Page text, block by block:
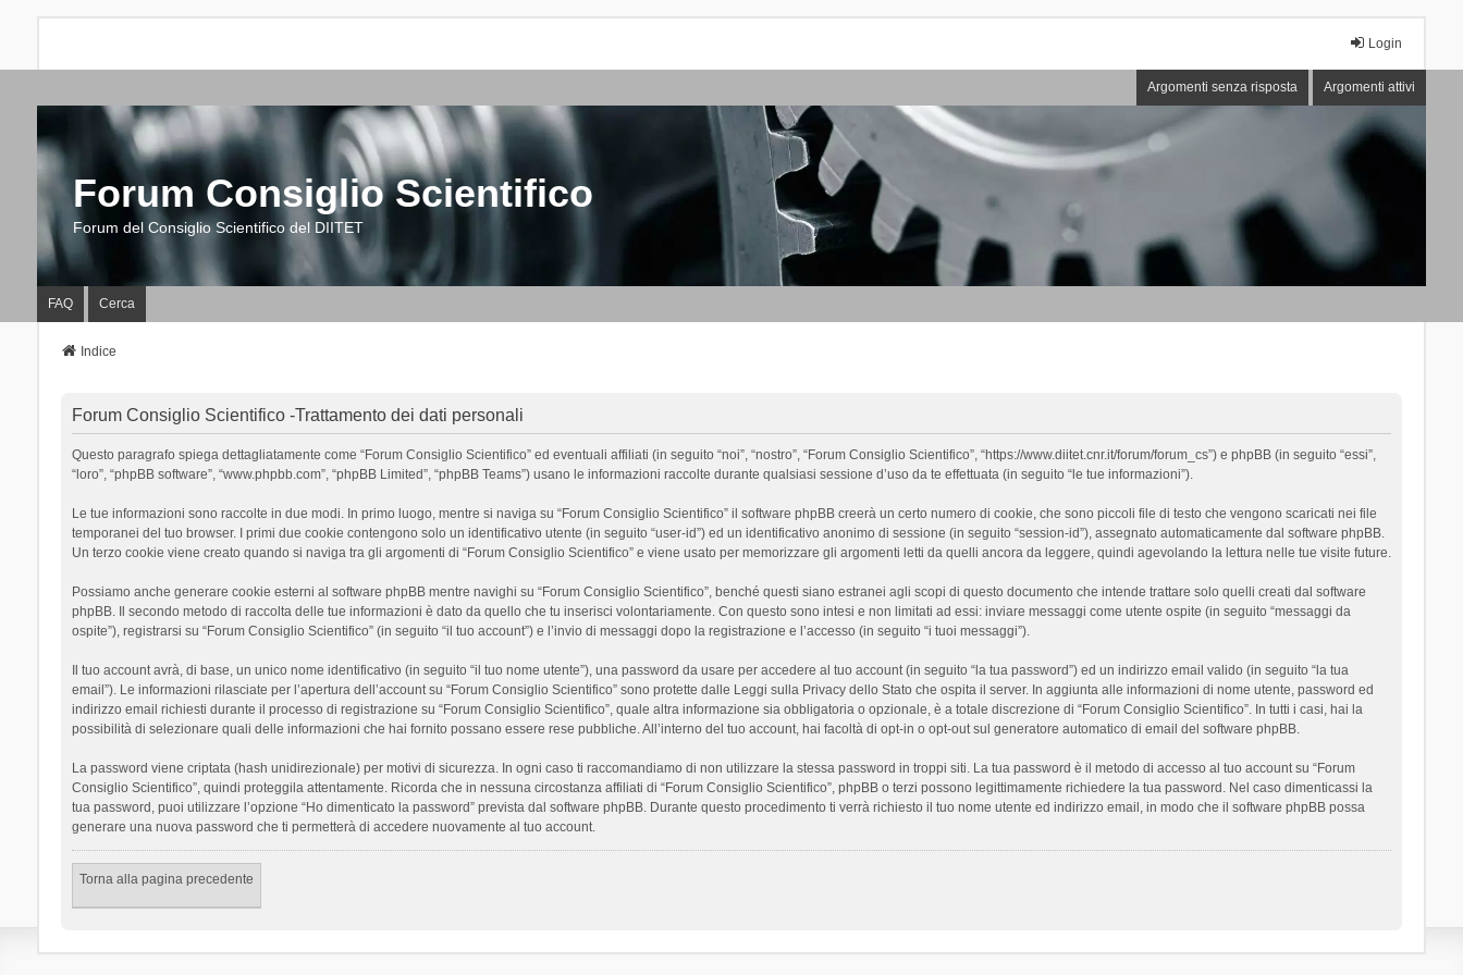
Login
Argomenti senza risposta Argomenti attivi
Forum Consiglio Scientifico
Forum del Consiglio Scientifico del DIITET
FAQ Cerca
Indice
Forum Consiglio Scientifico -Trattamento dei dati personali
Questo paragrafo spiega dettagliatamente come “Forum Consiglio Scientifico” ed eventuali affiliati (in seguito “noi”, “nostro”, “Forum Consiglio Scientifico”, “https://www.diitet.cnr.it/forum/forum_cs”) e phpBB (in seguito “essi”,
“loro”, “phpBB software”, “www.phpbb.com”, “phpBB Limited”, “phpBB Teams”) usano le informazioni raccolte durante qualsiasi sessione d’uso da te effettuata (in seguito “le tue informazioni”).
Le tue informazioni sono raccolte in due modi. In primo luogo, mentre si naviga su “Forum Consiglio Scientifico” il software phpBB creerà un certo numero di cookie, che sono piccoli file di testo che vengono scaricati nei file
temporanei del tuo browser. I primi due cookie contengono solo un identificativo utente (in seguito “user-id”) ed un identificativo anonimo di sessione (in seguito “session-id”), assegnato automaticamente dal software phpBB.
Un terzo cookie viene creato quando si naviga tra gli argomenti di “Forum Consiglio Scientifico” e viene usato per memorizzare gli argomenti letti da quelli ancora da leggere, quindi agevolando la lettura nelle tue visite future.
Possiamo anche generare cookie esterni al software phpBB mentre navighi su “Forum Consiglio Scientifico”, benché questi siano estranei agli scopi di questo documento che intende trattare solo quelli creati dal software
phpBB. Il secondo metodo di raccolta delle tue informazioni è dato da quello che tu inserisci volontariamente. Con questo sono intesi e non limitati ad essi: inviare messaggi come utente ospite (in seguito “messaggi da
ospite”), registrarsi su “Forum Consiglio Scientifico” (in seguito “il tuo account”) e l’invio di messaggi dopo la registrazione e l’accesso (in seguito “i tuoi messaggi”).
Il tuo account avrà, di base, un unico nome identificativo (in seguito “il tuo nome utente”), una password da usare per accedere al tuo account (in seguito “la tua password”) ed un indirizzo email valido (in seguito “la tua
email”). Le informazioni rilasciate per l’apertura dell’account su “Forum Consiglio Scientifico” sono protette dalle Leggi sulla Privacy dello Stato che ospita il server. In aggiunta alle informazioni di nome utente, password ed
indirizzo email richiesti durante il processo di registrazione su “Forum Consiglio Scientifico”, quale altra informazione sia obbligatoria o opzionale, è a totale discrezione di “Forum Consiglio Scientifico”. In tutti i casi, hai la
possibilità di selezionare quali delle informazioni che hai fornito possano essere rese pubbliche. All’interno del tuo account, hai facoltà di opt-in o opt-out sul generatore automatico di email del software phpBB.
La password viene criptata (hash unidirezionale) per motivi di sicurezza. In ogni caso ti raccomandiamo di non utilizzare la stessa password in troppi siti. La tua password è il metodo di accesso al tuo account su “Forum
Consiglio Scientifico”, quindi proteggila attentamente. Ricorda che in nessuna circostanza affiliati di “Forum Consiglio Scientifico”, phpBB o terzi possono legittimamente richiedere la tua password. Nel caso dimenticassi la
tua password, puoi utilizzare l’opzione “Ho dimenticato la password” prevista dal software phpBB. Durante questo procedimento ti verrà richiesto il tuo nome utente ed indirizzo email, in modo che il software phpBB possa
generare una nuova password che ti permetterà di accedere nuovamente al tuo account.
Torna alla pagina precedente